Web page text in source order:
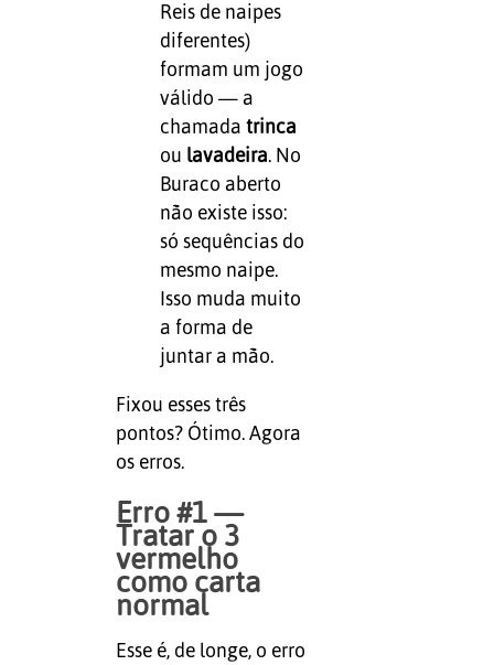
Reis de naipes
diferentes)
formam um jogo
válido — a
chamada trinca
ou lavadeira. No
Buraco aberto
não existe isso:
só sequências do
mesmo naipe.
Isso muda muito
a forma de
juntar a mão.
Fixou esses três
pontos? Ótimo. Agora
os erros.
Erro #1 —
Tratar o 3
vermelho
como carta
normal
Esse é, de longe, o erro